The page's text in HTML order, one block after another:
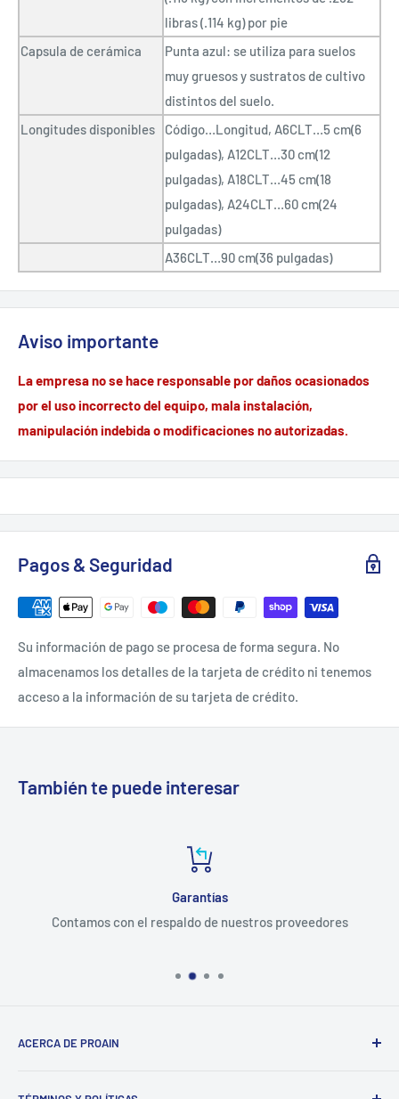
libras (.114 kg) por pie
Capsula de cerámica
Punta azul: se utiliza para suelos
muy gruesos y sustratos de cultivo
distintos del suelo.
Longitudes disponibles
Código…Longitud, A6CLT…5 cm(6
pulgadas), A12CLT…30 cm(12
pulgadas), A18CLT…45 cm(18
pulgadas), A24CLT…60 cm(24
pulgadas)
A36CLT…90 cm(36 pulgadas)
Aviso importante
La empresa no se hace responsable por daños ocasionados
por el uso incorrecto del equipo, mala instalación,
manipulación indebida o modificaciones no autorizadas.
Pagos & Seguridad
Su información de pago se procesa de forma segura. No
almacenamos los detalles de la tarjeta de crédito ni tenemos
acceso a la información de su tarjeta de crédito.
También te puede interesar
Garantías
Contamos con el respaldo de nuestros proveedores
ACERCA DE PROAIN